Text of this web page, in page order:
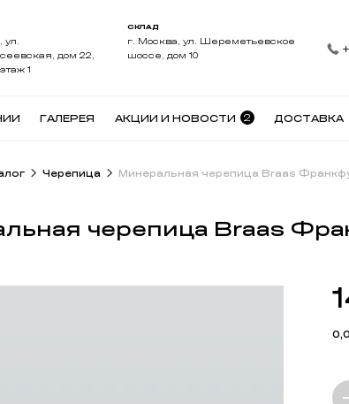
ул.
дом 22,
1
СКЛАД
г. Москва, ул. Шереметьевское
шоссе, дом 10
ГАЛЕРЕЯ АКЦИИ И НОВОСТИ 2 ДОСТАВКА
Черепица Минеральная черепица Braas
черепица Braas